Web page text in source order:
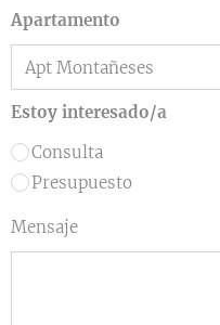
Apartamento
Estoy interesado/a
Consulta
Presupuesto
Mensaje